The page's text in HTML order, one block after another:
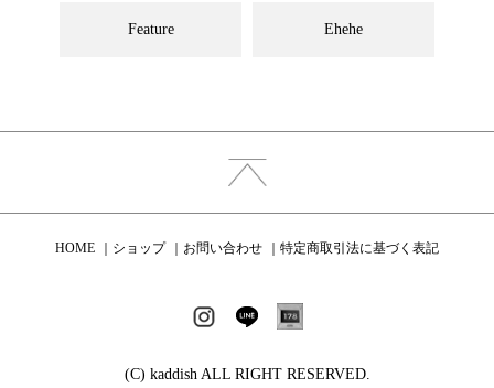
Feature Ehehe
HOME ショップ お問い合わせ 特定商取引法に基づく表記
(C) kaddish ALL RIGHT RESERVED.